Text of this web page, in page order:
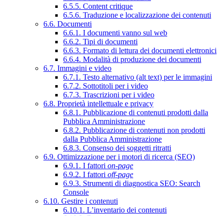
6.5.5. Content critique
6.5.6. Traduzione e localizzazione dei contenuti
6.6. Documenti
6.6.1. I documenti vanno sul web
6.6.2. Tipi di documenti
6.6.3. Formato di lettura dei documenti elettronici
6.6.4. Modalità di produzione dei documenti
6.7. Immagini e video
6.7.1. Testo alternativo (alt text) per le immagini
6.7.2. Sottotitoli per i video
6.7.3. Trascrizioni per i video
6.8. Proprietà intellettuale e privacy
6.8.1. Pubblicazione di contenuti prodotti dalla
Pubblica Amministrazione
6.8.2. Pubblicazione di contenuti non prodotti
dalla Pubblica Amministrazione
6.8.3. Consenso dei soggetti ritratti
6.9. Ottimizzazione per i motori di ricerca (SEO)
6.9.1. I fattori on-page
6.9.2. I fattori off-page
6.9.3. Strumenti di diagnostica SEO: Search
Console
6.10. Gestire i contenuti
6.10.1. L’inventario dei contenuti